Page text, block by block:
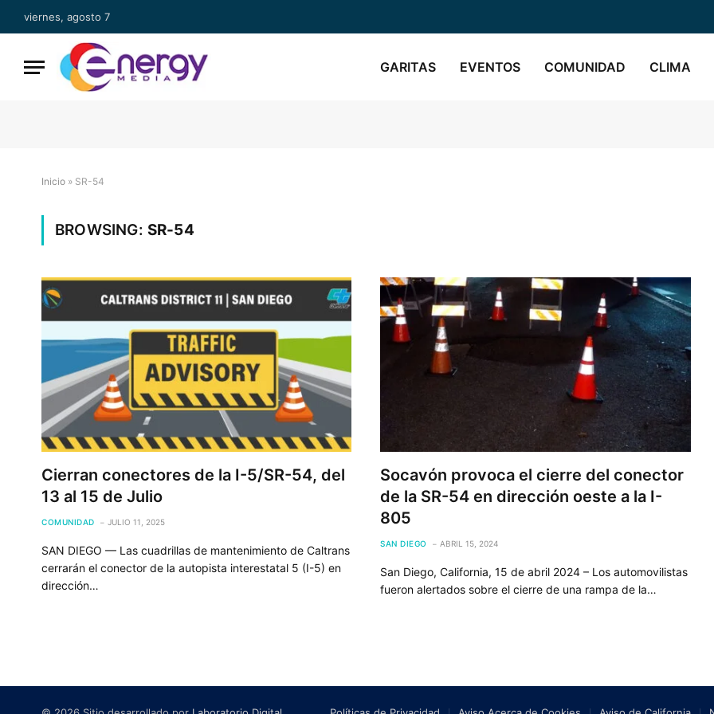
viernes, agosto 7
GARITAS EVENTOS COMUNIDAD CLIMA
Inicio » SR-54
BROWSING: SR-54
Cierran conectores de la I-5/SR-54, del
13 al 15 de Julio
COMUNIDAD JULIO 11, 2025
SAN DIEGO — Las cuadrillas de mantenimiento de Caltrans
cerrarán el conector de la autopista interestatal 5 (I-5) en
dirección…
Socavón provoca el cierre del conector
de la SR-54 en dirección oeste a la I-
805
SAN DIEGO ABRIL 15, 2024
San Diego, California, 15 de abril 2024 – Los automovilistas
fueron alertados sobre el cierre de una rampa de la…